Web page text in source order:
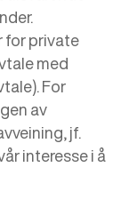
for private
med
For
av
jf.
interesse i å